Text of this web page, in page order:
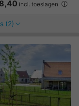
incl. toeslagen
(2)